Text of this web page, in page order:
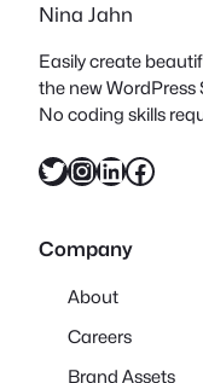
Nina Jahn
Easily create
the new WordPress
No coding skills
Twitter InstagramLinkedIn Facebook
Company
About
Careers
Brand Assets